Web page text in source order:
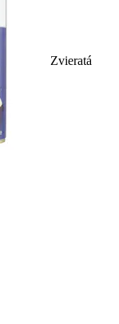
Zvieratá